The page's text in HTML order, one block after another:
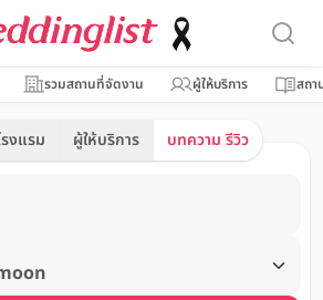
รวมสถานที่จัดงาน ผู้ให้บริการ สถา
งแรม ผู้ให้บริการ บทความ รีวิว